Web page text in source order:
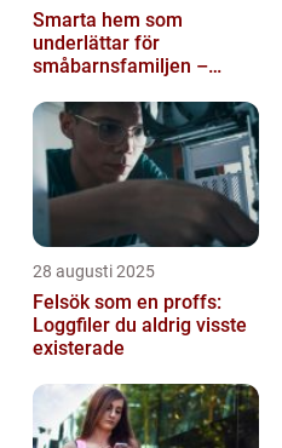
Smarta hem som
underlättar för
småbarnsfamiljen –
barnens dagliga rutiner
28 augusti 2025
Felsök som en proffs:
Loggfiler du aldrig visste
existerade